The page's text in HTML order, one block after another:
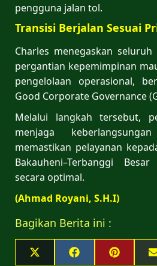
pengguna jalan tol.
Transisi Berjalan Sesuai
Charles menegaskan
pergantian kepemimpinan
pengelolaan operasional,
Good Corporate Governance
Melalui langkah tersebut,
menjaga
memastikan pelayanan
Bakauheni–Terbanggi
secara optimal.
(Ahmad Royani, S.H.I)
Bagikan Berita ini :